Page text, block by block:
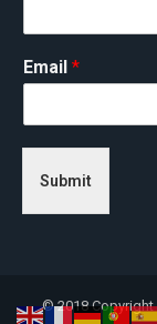
Email *
Submit
© 2018 Copyright